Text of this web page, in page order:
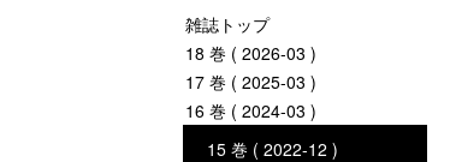
雑誌トップ
18 巻 ( 2026-03 )
17 巻 ( 2025-03 )
16 巻 ( 2024-03 )
15 巻 ( 2022-12 )